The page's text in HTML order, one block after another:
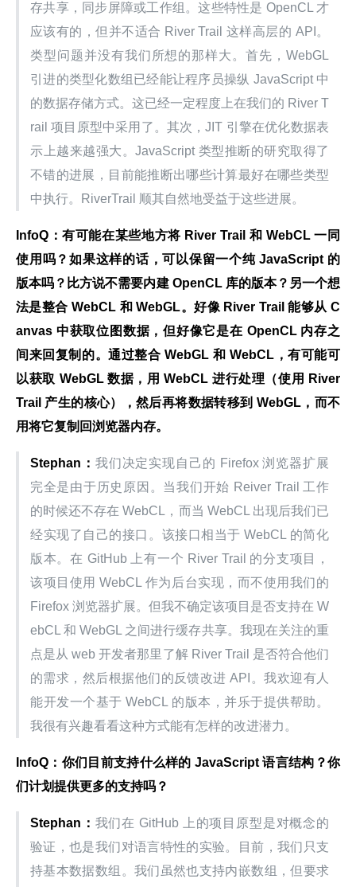
存共享，同步屏障或工作组。这些特性是 OpenCL 才
应该有的，但并不适合 River Trail 这样高层的 API。
类型问题并没有我们所想的那样大。首先，WebGL
引进的类型化数组已经能让程序员操纵 JavaScript 中
的数据存储方式。这已经一定程度上在我们的 River T
rail 项目原型中采用了。其次，JIT 引擎在优化数据表
示上越来越强大。JavaScript 类型推断的研究取得了
不错的进展，目前能推断出哪些计算最好在哪些类型
中执行。RiverTrail 顺其自然地受益于这些进展。
InfoQ：有可能在某些地方将 River Trail 和 WebCL 一同
使用吗？如果这样的话，可以保留一个纯 JavaScript 的
版本吗？比方说不需要内建 OpenCL 库的版本？另一个想
法是整合 WebCL 和 WebGL。好像 River Trail 能够从 C
anvas 中获取位图数据，但好像它是在 OpenCL 内存之
间来回复制的。通过整合 WebGL 和 WebCL，有可能可
以获取 WebGL 数据，用 WebCL 进行处理（使用 River
Trail 产生的核心），然后再将数据转移到 WebGL，而不
用将它复制回浏览器内存。
Stephan： 我们决定实现自己的 Firefox 浏览器扩展
完全是由于历史原因。当我们开始 Reiver Trail 工作
的时候还不存在 WebCL，而当 WebCL 出现后我们已
经实现了自己的接口。该接口相当于 WebCL 的简化
版本。在 GitHub 上有一个 River Trail 的分支项目，
该项目使用 WebCL 作为后台实现，而不使用我们的
Firefox 浏览器扩展。但我不确定该项目是否支持在 W
ebCL 和 WebGL 之间进行缓存共享。我现在关注的重
点是从 web 开发者那里了解 River Trail 是否符合他们
的需求，然后根据他们的反馈改进 API。我欢迎有人
能开发一个基于 WebCL 的版本，并乐于提供帮助。
我很有兴趣看看这种方式能有怎样的改进潜力。
InfoQ：你们目前支持什么样的 JavaScript 语言结构？你
们计划提供更多的支持吗？
Stephan： 我们在 GitHub 上的项目原型是对概念的
验证，也是我们对语言特性的实验。目前，我们只支
持基本数据数组。我们虽然也支持内嵌数组，但要求